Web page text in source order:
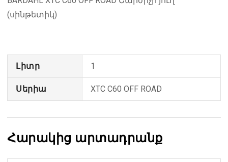
(սինթետիկ)
Լիտր 1
Սերիա XTC C60 OFF ROAD
Հարակից արտադրանք